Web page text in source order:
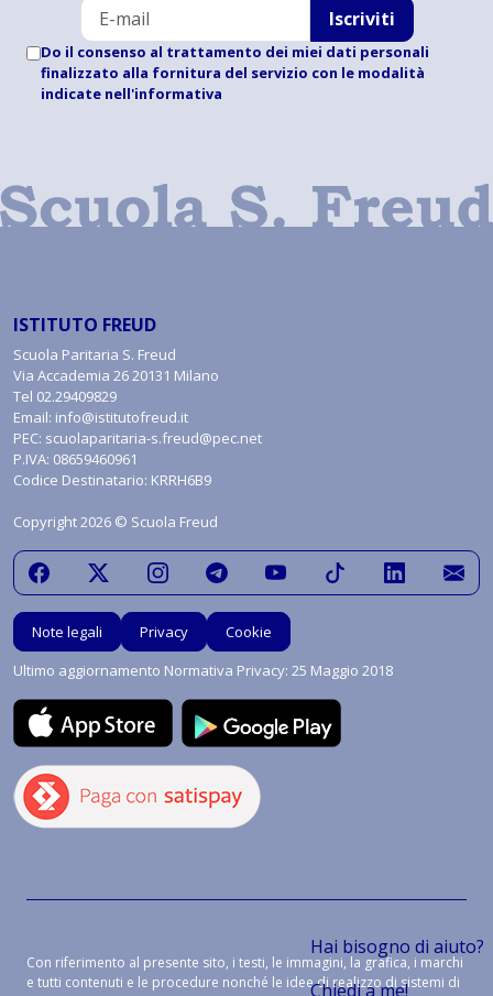
Hai bisogno di aiuto?
Chiedi a me!
Iscriviti
Do il consenso al trattamento dei miei dati personali
finalizzato alla fornitura del servizio con le modalità
indicate nell'informativa
ISTITUTO FREUD
Scuola Paritaria S. Freud
Via Accademia 26 20131 Milano
Tel 02.29409829
Email: info@istitutofreud.it
PEC: scuolaparitaria-s.freud@pec.net
P.IVA: 08659460961
Codice Destinatario: KRRH6B9
Copyright 2026 © Scuola Freud
Note legali Privacy
Cookie
Ultimo aggiornamento Normativa Privacy: 25 Maggio 2018
Con riferimento al presente sito, i testi, le immagini, la grafica, i marchi
e tutti contenuti e le procedure nonché le idee di realizzo di sistemi di